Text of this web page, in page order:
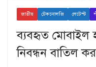
জাতীয় টেকনোলজি লেটেস্ট
ব্যবহৃত মোবাইল
নিবন্ধন বাতিল